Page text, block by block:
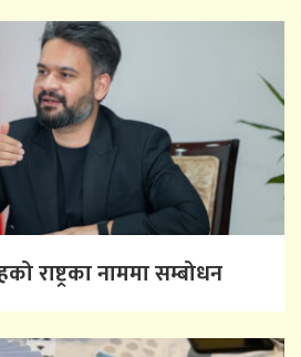
राष्ट्रका नाममा सम्बोधन